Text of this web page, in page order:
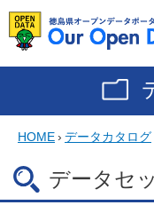
HOME› データカタログ
データセ